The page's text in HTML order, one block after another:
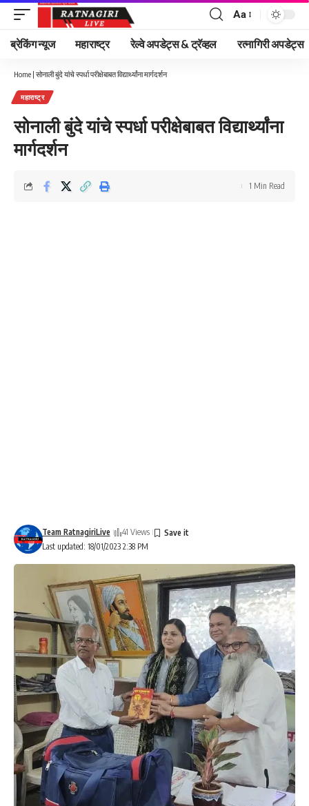
Font
Resizer
Aa
ब्रेकिंग न्यूज महाराष्ट्र रेल्वे अपडेट्स & ट्रॅव्हल रत्नागिरी अपडेट्स
Home | सोनाली बुंदे यांचे स्पर्धा परीक्षेबाबत विद्यार्थ्यांना मार्गदर्शन
महाराष्ट्र
सोनाली बुंदे यांचे स्पर्धा परीक्षेबाबत विद्यार्थ्यांना
मार्गदर्शन
Last updated: 18/01/2023 2:38 PM
Team RatnagiriLive 41 Views
1 Min Read